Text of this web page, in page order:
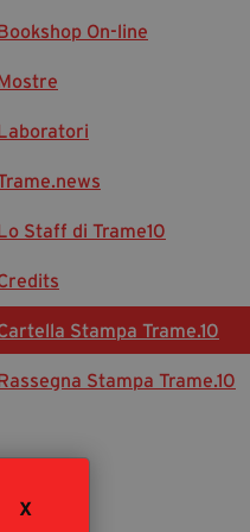
X
Diventa Partner
Sostienici
Civico Trame
Progetto Trame a Scuola
Progetto Visioni Civiche
Mostra 3D - Visioni Civiche
Il Diritto di Essere
On-line
Staff di Trame10
Stampa Trame.10
Stampa Trame.10